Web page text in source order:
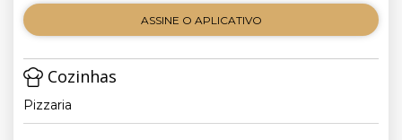
ASSINE O APLICATIVO
Cozinhas
Pizzaria